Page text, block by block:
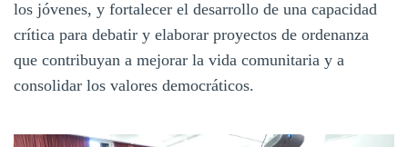
los jóvenes, y fortalecer el desarrollo de una capacidad
crítica para debatir y elaborar proyectos de ordenanza
que contribuyan a mejorar la vida comunitaria y a
consolidar los valores democráticos.